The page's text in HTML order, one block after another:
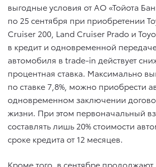
выгодные условия от АО «Тойота
по 25 сентября при приобретении
Cruiser 200, Land Cruiser Prado и
в кредит и одновременной
автомобиля в trade-in действует
процентная ставка. Максимально
по ставке 7,8%, можно приобрести
одновременном заключении
жизни. При этом первоначальный
составлять лишь 20% стоимости
сроке кредита от 12 месяцев.
Кроме того, в сентябре продолжают